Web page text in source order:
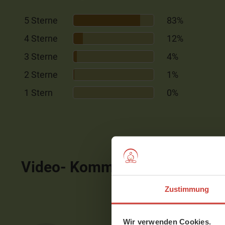
Zustimmung
Wir verwenden Cookies.
5 Sterne
83%
4 Sterne
12%
3 Sterne
4%
2 Sterne
1%
1 Stern
0%
Video- Kommentare